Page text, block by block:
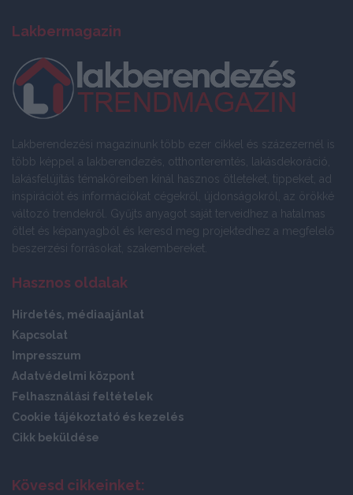
Lakbermagazin
Lakberendezési magazinunk több ezer cikkel és százezernél is
több képpel a lakberendezés, otthonteremtés, lakásdekoráció,
lakásfelújítás témaköreiben kínál hasznos ötleteket, tippeket, ad
inspirációt és információkat cégekről, újdonságokról, az örökké
változó trendekről. Gyűjts anyagot saját terveidhez a hatalmas
ötlet és képanyagból és keresd meg projektedhez a megfelelő
beszerzési forrásokat, szakembereket.
Hasznos oldalak
Hirdetés, médiaajánlat
Kapcsolat
Impresszum
Adatvédelmi központ
Felhasználási feltételek
Cookie tájékoztató és kezelés
Cikk beküldése
Kövesd cikkeinket: